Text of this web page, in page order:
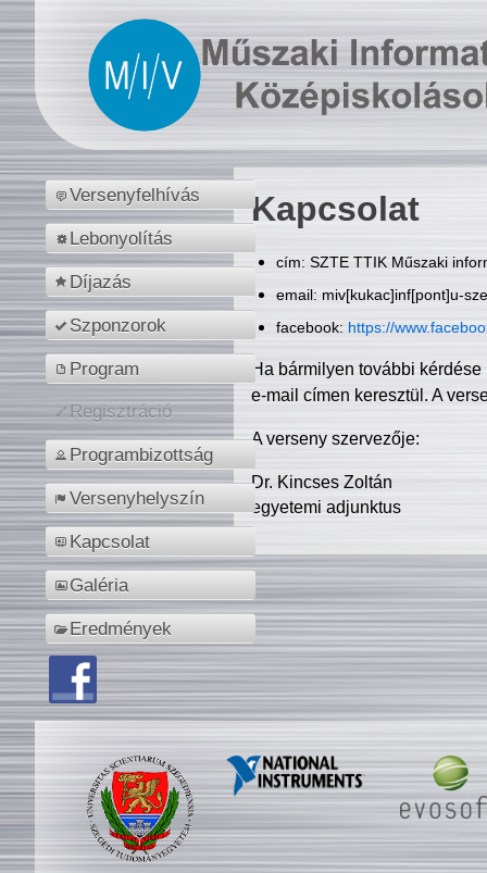
Versenyfelhívás
Lebonyolítás
Díjazás
Szponzorok
Program
Regisztráció
Programbizottság
Versenyhelyszín
Kapcsolat
Galéria
Eredmények
Kapcsolat
cím: SZTE TTIK Műszaki
email: miv[kukac]inf[pont]u-
facebook: https://
Ha bármilyen további
e-mail címen keresztül. A
A verseny szervezője:
Dr. Kincses Zoltán
egyetemi adjunktus